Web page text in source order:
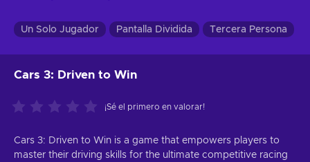
Un Solo Jugador Pantalla Dividida Tercera Persona
Cars 3: Driven to Win
¡Sé el primero en valorar!
Cars 3: Driven to Win is a game that empowers players to
master their driving skills for the ultimate competitive racing